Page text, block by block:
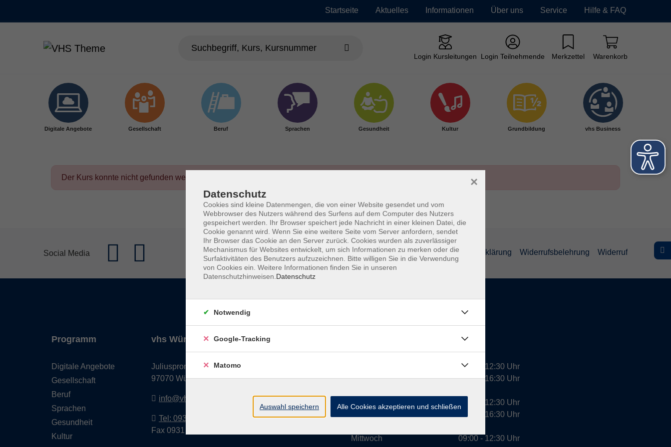
Startseite Aktuelles Informationen Über uns Service Hilfe & FAQ
Login Kursleitungen Login Teilnehmende Merkzettel Warenkorb
Digitale Angebote Gesellschaft Beruf Sprachen Gesundheit Kultur Grundbildung vhs Business
Der Kurs konnte nicht gefunden werden.
Social Media Impressum AGBs Datenschutzerklärung Barrierefreiheitserklärung Widerrufsbelehrung Widerruf
Programm
Digitale Angebote
Gesellschaft
Beruf
Sprachen
Gesundheit
Kultur
vhs Würzburg & Umgebung e. V.
Juliuspromenade 68
97070 Würzburg
info@vhs-wuerzburg.de
Tel: 0931 35593 0
Fax 0931 35593-20
Dienstag
Mittwoch
09:00 - 12:30 Uhr
13:00 - 16:30 Uhr
10:00 - 12:30 Uhr
13:00 - 16:30 Uhr
09:00 - 12:30 Uhr
Datenschutz
Cookies sind kleine Datenmengen, die von einer Website gesendet und vom
Webbrowser des Nutzers während des Surfens auf dem Computer des Nutzers
gespeichert werden. Ihr Browser speichert jede Nachricht in einer kleinen Datei, die
Cookie genannt wird. Wenn Sie eine weitere Seite vom Server anfordern, sendet
Ihr Browser das Cookie an den Server zurück. Cookies wurden als zuverlässiger
Mechanismus für Websites entwickelt, um sich Informationen zu merken oder die
Surfaktivitäten des Benutzers aufzuzeichnen. Bitte willigen Sie in die Verwendung
von Cookies ein. Weitere Informationen finden Sie in unseren
Datenschutzhinweisen. Datenschutz
×
Notwendig
Google-Tracking
Matomo
Auswahl speichern Alle Cookies akzeptieren und schließen